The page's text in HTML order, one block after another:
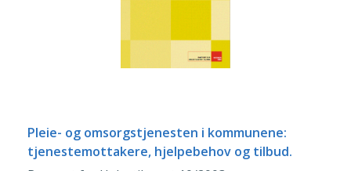
Pleie- og omsorgstjenesten i kommunene:
tjenestemottakere, hjelpebehov og tilbud.